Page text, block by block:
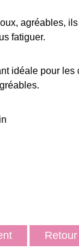
agréables,
fatiguer.
idéale pour